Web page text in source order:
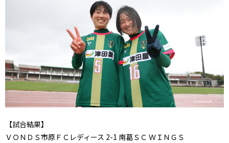
【試合結果】
ＶＯＮＤＳ市原ＦＣレディース 2-1 南葛ＳＣ ＷＩＮＧＳ